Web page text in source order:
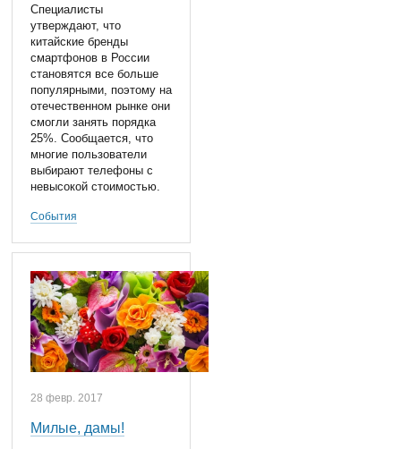
Специалисты
утверждают, что
китайские бренды
смартфонов в России
становятся все больше
популярными, поэтому на
отечественном рынке они
смогли занять порядка
25%. Сообщается, что
многие пользователи
выбирают телефоны с
невысокой стоимостью.
События
28 февр. 2017
Милые, дамы!